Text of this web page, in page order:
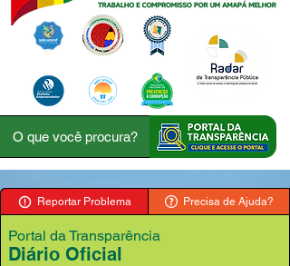
Reportar Problema Precisa de Ajuda?
Portal da Transparência
Diário Oficial